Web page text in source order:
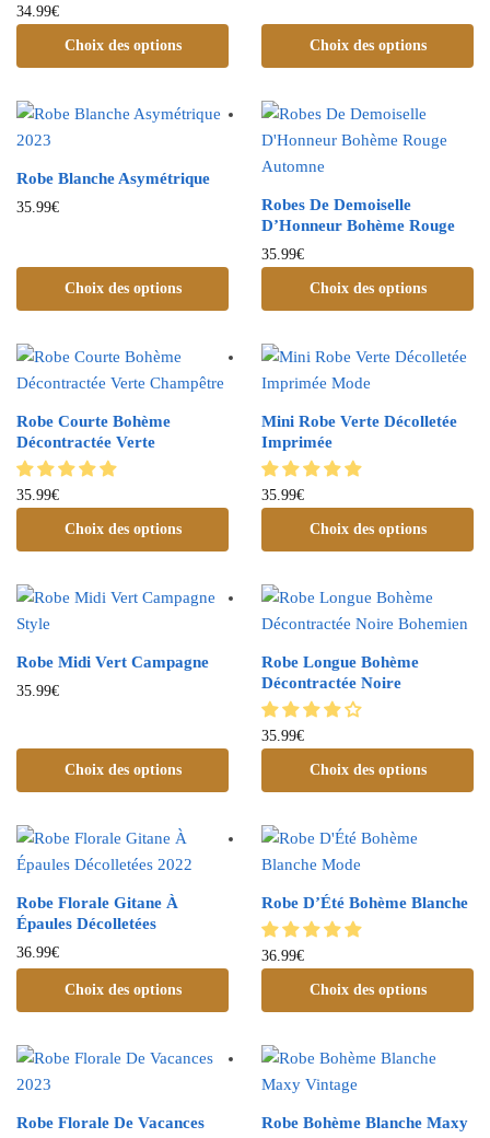
34.99€
Choix des options Choix des options
Robe Blanche Asymétrique
35.99€
Choix des options
Robes De Demoiselle
D’Honneur Bohème Rouge
35.99€
Choix des options
Robe Courte Bohème
Décontractée Verte
35.99€
Choix des options
Mini Robe Verte Décolletée
Imprimée
35.99€
Choix des options
Robe Midi Vert Campagne
35.99€
Choix des options
Robe Longue Bohème
Décontractée Noire
35.99€
Choix des options
Robe Florale Gitane À
Épaules Décolletées
36.99€
Choix des options
Robe D’Été Bohème Blanche
36.99€
Choix des options
Robe Florale De Vacances Robe Bohème Blanche Maxy